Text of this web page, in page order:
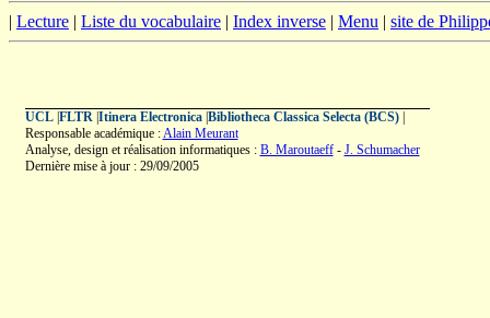
| Lecture | Liste du vocabulaire | Index inverse | Menu | site de
UCL| FLTR| Itinera Electronica| Bibliotheca Classica Selecta (BCS)|
Responsable académique :Alain Meurant
Analyse, design et réalisation informatiques : B. Maroutaeff- J. Schumacher
Dernière mise à jour : 29/09/2005